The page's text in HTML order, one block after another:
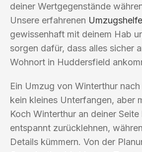
deiner Wertgegenstände
Unsere erfahrenen
gewissenhaft mit deinem Hab
sorgen dafür, dass alles sicher
Wohnort in Huddersfield
Ein Umzug von Winterthur
kein kleines Unterfangen, aber
Koch Winterthur an deiner
entspannt zurücklehnen,
Details kümmern. Von der